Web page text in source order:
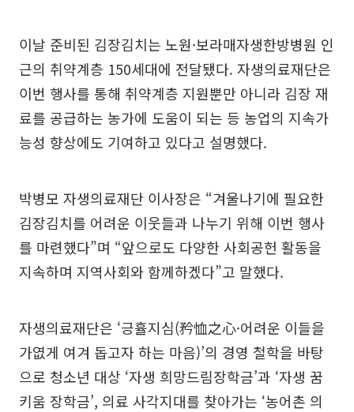
이날 준비된 김장김치는 노원·보라매자생한방병원 인
근의 취약계층 150세대에 전달됐다. 자생의료재단은
이번 행사를 통해 취약계층 지원뿐만 아니라 김장 재
료를 공급하는 농가에 도움이 되는 등 농업의 지속가
능성 향상에도 기여하고 있다고 설명했다.
박병모 자생의료재단 이사장은 “겨울나기에 필요한
김장김치를 어려운 이웃들과 나누기 위해 이번 행사
를 마련했다”며 “앞으로도 다양한 사회공헌 활동을
지속하며 지역사회와 함께하겠다”고 말했다.
자생의료재단은 ‘긍휼지심(矜恤之心·어려운 이들을
가엾게 여겨 돕고자 하는 마음)’의 경영 철학을 바탕
으로 청소년 대상 ‘자생 희망드림장학금’과 ‘자생 꿈
키움 장학금’, 의료 사각지대를 찾아가는 ‘농어촌 의